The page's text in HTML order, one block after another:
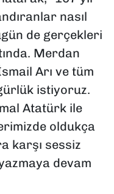
nasıl
de gerçekleri
Merdan
Arı ve tüm
istiyoruz.
Atatürk ile
oldukça
karşı sessiz
devam